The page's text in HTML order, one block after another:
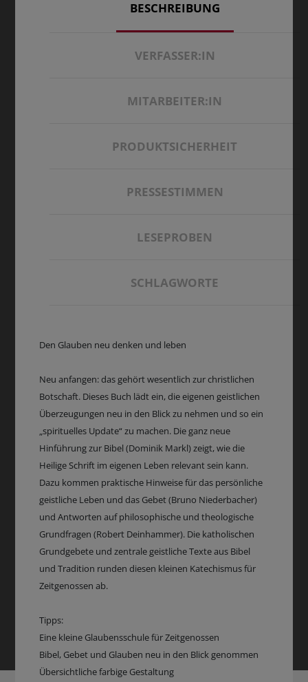
BESCHREIBUNG
VERFASSER:IN
MITARBEITER:IN
PRODUKTSICHERHEIT
PRESSESTIMMEN
LESEPROBEN
SCHLAGWORTE
Den Glauben neu denken und leben
Neu anfangen: das gehört wesentlich zur christlichen
Botschaft. Dieses Buch lädt ein, die eigenen geistlichen
Überzeugungen neu in den Blick zu nehmen und so ein
„spirituelles Update“ zu machen. Die ganz neue
Hinführung zur Bibel (Dominik Markl) zeigt, wie die
Heilige Schrift im eigenen Leben relevant sein kann.
Dazu kommen praktische Hinweise für das persönliche
geistliche Leben und das Gebet (Bruno Niederbacher)
und Antworten auf philosophische und theologische
Grundfragen (Robert Deinhammer). Die katholischen
Grundgebete und zentrale geistliche Texte aus Bibel
und Tradition runden diesen kleinen Katechismus für
Zeitgenossen ab.
Tipps:
Eine kleine Glaubensschule für Zeitgenossen
Bibel, Gebet und Glauben neu in den Blick genommen
Übersichtliche farbige Gestaltung